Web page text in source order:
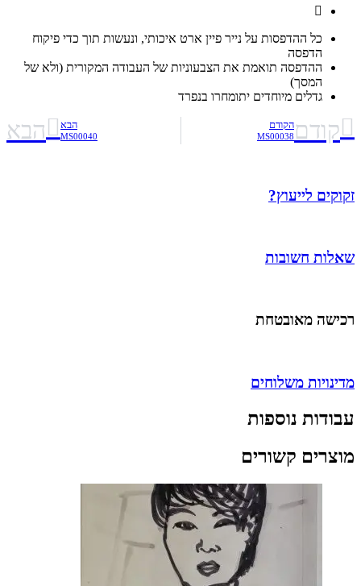
כל ההדפסות על נייר פיין ארט איכותי, ונעשות תוך כדי פיקוח
הדפסה
ההדפסה תואמת את הצבעוניות של העבודה המקורית (ולא של
המסך)
גדלים מיוחדים יתומחרו בנפרד
קודםהקודם
MS00038
הבא
MS00040 הבא
זקוקים לייעוץ?
שאלות חשובות
רכישה מאובטחת
מדינויות משלוחים
עבודות נוספות
מוצרים קשורים